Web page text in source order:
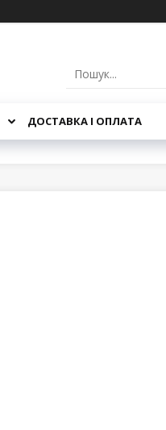
ДОСТАВКА І ОПЛАТА